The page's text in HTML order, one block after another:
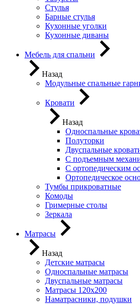
Стулья
Барные стулья
Кухонные уголки
Кухонные диваны
Мебель для спальни
Назад
Модульные спальные
Кровати
Назад
Односпальные
Полуторки
Двуспальные
С подъемным
С ортопедическим
Ортопедическое
Тумбы прикроватные
Комоды
Гримерные столы
Зеркала
Матрасы
Назад
Детские матрасы
Односпальные матрасы
Двуспальные матрасы
Матрасы 120х200
Наматрасники, подушки